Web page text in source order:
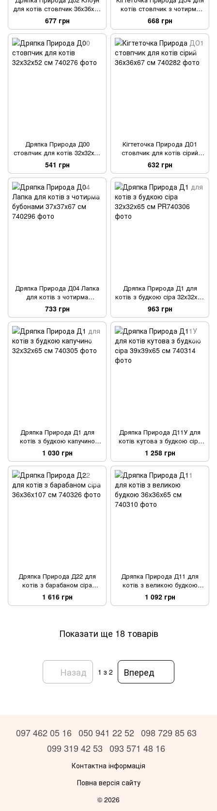
для котів стовпчик 36x36x70
см
677 грн
котів стовпчик з чотирма
бубонами сірий 36х36х67 см
668 грн
Дряпка Природа Д00
стовпчик для котів 32х32х52
см
541 грн
Кігтеточка Природа ДО1
стовпчик для котів сірий
36х36х67 см
632 грн
Дряпка Природа Д04 Лапка
для котів з чотирма
бубонами 37x37x67 см
733 грн
Дряпка Природа Д1 для
котів з будкою сіра 32x32x65
см
963 грн
Дряпка Природа Д1 для
котів з будкою капучино
32x32x65 см
1 030 грн
Дряпка Природа Д11У для
котів кутова з будкою сіра
39x39x65 см
1 258 грн
Дряпка Природа Д22 для
котів з барабаном сіра
36x36x107 см
1 616 грн
Дряпка Природа Д11 для
котів з великою будкою
36x36x65 см
1 092 грн
Показати ще 18 товарів
Назад 1 з 2 Вперед
097 462 05 16 050 941 22 52 098 729 85 63
099 319 42 53 093 571 48 16
Контактна інформація
Повна версія сайту
© 2026